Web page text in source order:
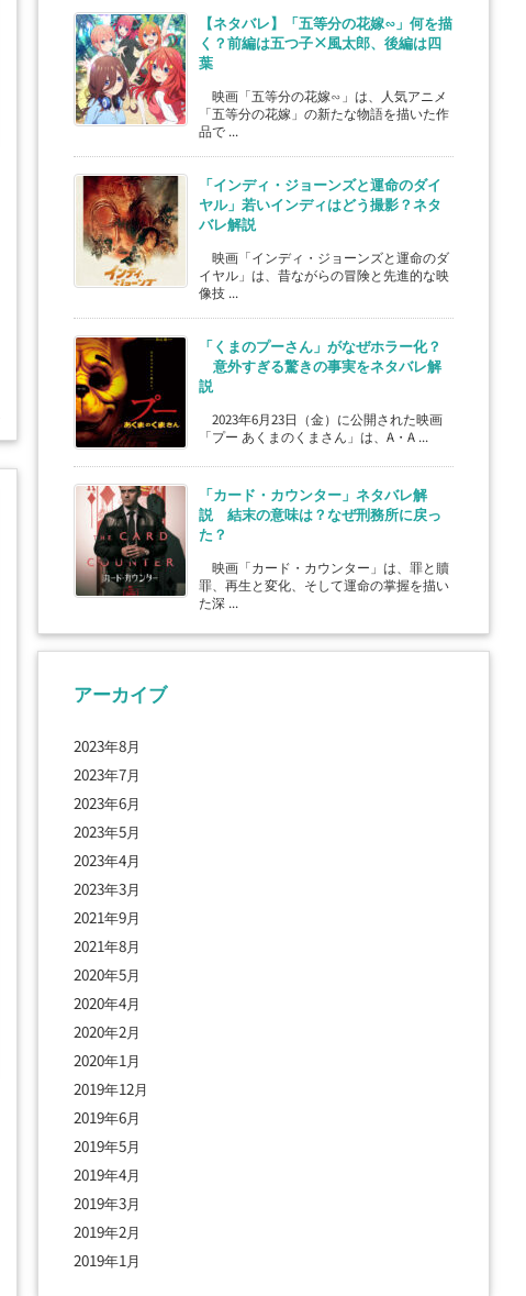
【ネタバレ】「五等分の花嫁∽」何を描
く？前編は五つ子×風太郎、後編は四
葉
映画「五等分の花嫁∽」は、人気アニメ
「五等分の花嫁」の新たな物語を描いた作
品で ...
「インディ・ジョーンズと運命のダイ
ヤル」若いインディはどう撮影？ネタ
バレ解説
映画「インディ・ジョーンズと運命のダ
イヤル」は、昔ながらの冒険と先進的な映
像技 ...
「くまのプーさん」がなぜホラー化？
意外すぎる驚きの事実をネタバレ解
説
2023年6月23日（金）に公開された映画
「プー あくまのくまさん」は、A・A ...
「カード・カウンター」ネタバレ解
説 結末の意味は？なぜ刑務所に戻っ
た？
映画「カード・カウンター」は、罪と贖
罪、再生と変化、そして運命の掌握を描い
た深 ...
アーカイブ
2023年8月
2023年7月
2023年6月
2023年5月
2023年4月
2023年3月
2021年9月
2021年8月
2020年5月
2020年4月
2020年2月
2020年1月
2019年12月
2019年6月
2019年5月
2019年4月
2019年3月
2019年2月
2019年1月